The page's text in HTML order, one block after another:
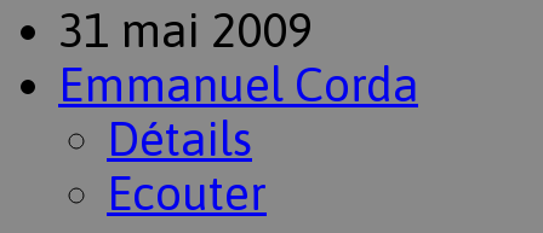
31 mai 2009
Emmanuel Corda
Détails
Ecouter